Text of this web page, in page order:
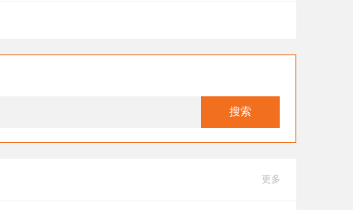
搜索
更多